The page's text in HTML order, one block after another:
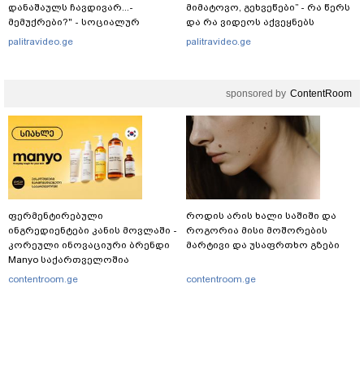
დანაშაულს ჩავდივარ...-
მემუქრები?" - სოციალურ
ქსელში სკანდალური კადრები
palitravideo.ge
მიმატოვო, გეხვეწები” - რა წერს
და რა ვიდეოს აქვეყნებს
ადვოკატი, ტარიელ კაკაბაძე?
palitravideo.ge
sponsored by ContentRoom
ფერმენტირებული
ინგრედიენტები კანის მოვლაში -
კორეული ინოვაციური ბრენდი
Manyo საქართველოშია
contentroom.ge
როდის არის ხალი საშიში და
როგორია მისი მოშორების
მარტივი და უსაფრთხო გზები
contentroom.ge